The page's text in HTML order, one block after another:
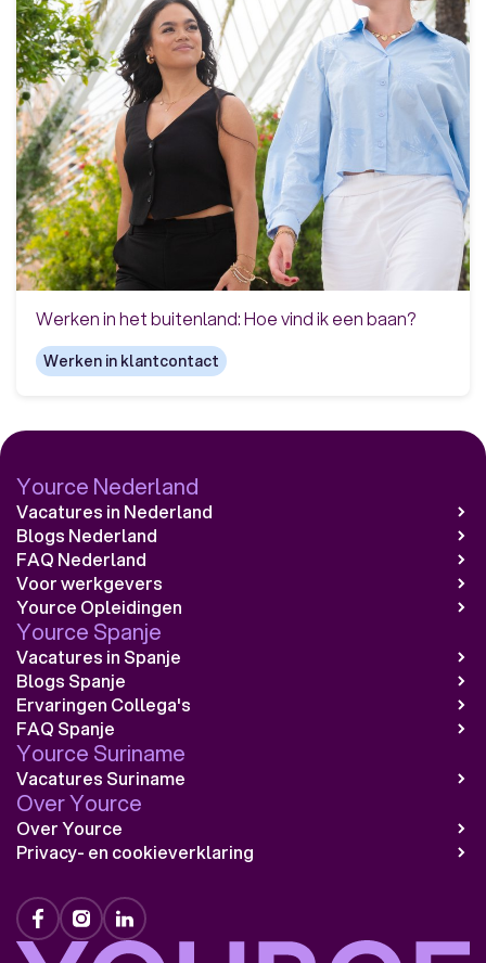
Werken in het buitenland: Hoe vind ik een baan?
Werken in klantcontact
Yource Nederland
Vacatures in Nederland
Blogs Nederland
FAQ Nederland
Voor werkgevers
Yource Opleidingen
Yource Spanje
Vacatures in Spanje
Blogs Spanje
Ervaringen Collega's
FAQ Spanje
Yource Suriname
Vacatures Suriname
Over Yource
Over Yource
Privacy- en cookieverklaring